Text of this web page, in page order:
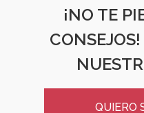
¡NO TE
QUIERO